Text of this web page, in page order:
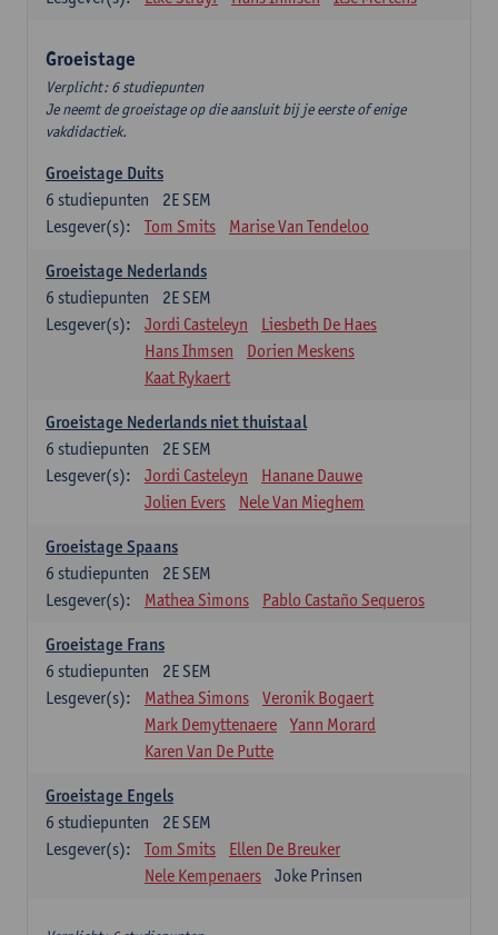
Groeistage
Verplicht: 6 studiepunten
Je neemt de groeistage op die aansluit bij je eerste of enige
vakdidactiek.
Groeistage Duits
2E SEM
6 studiepunten
Lesgever(s):
Tom Smits Marise Van Tendeloo
Groeistage Nederlands
2E SEM
6 studiepunten
Lesgever(s):
Jordi Casteleyn
Liesbeth De Haes
Hans Ihmsen
Dorien Meskens
Kaat Rykaert
Groeistage Nederlands niet thuistaal
2E SEM
6 studiepunten
Lesgever(s):
Jordi Casteleyn
Hanane Dauwe
Jolien Evers
Nele Van Mieghem
Groeistage Spaans
2E SEM
6 studiepunten
Lesgever(s):
Mathea Simons Pablo Castaño Sequeros
Groeistage Frans
2E SEM
6 studiepunten
Lesgever(s):
Mathea Simons
Veronik Bogaert
Mark Demyttenaere
Yann Morard
Karen Van De Putte
Groeistage Engels
2E SEM
6 studiepunten
Lesgever(s):
Tom Smits
Ellen De Breuker
Nele Kempenaers
Joke Prinsen